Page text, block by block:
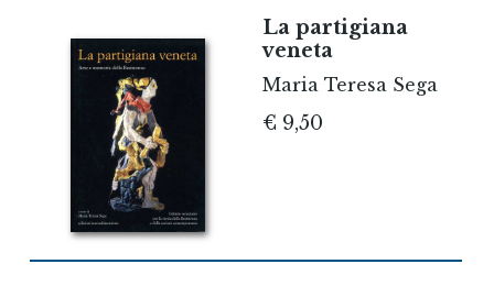
La partigiana
veneta
Maria Teresa Sega
€ 9,50